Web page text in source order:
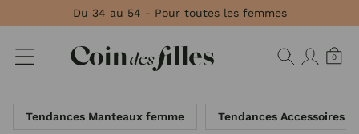
Du 34 au 54 - Pour toutes les femmes
0
Tendances Manteaux femme Tendances Accessoires
Panneau de gestion des cookies